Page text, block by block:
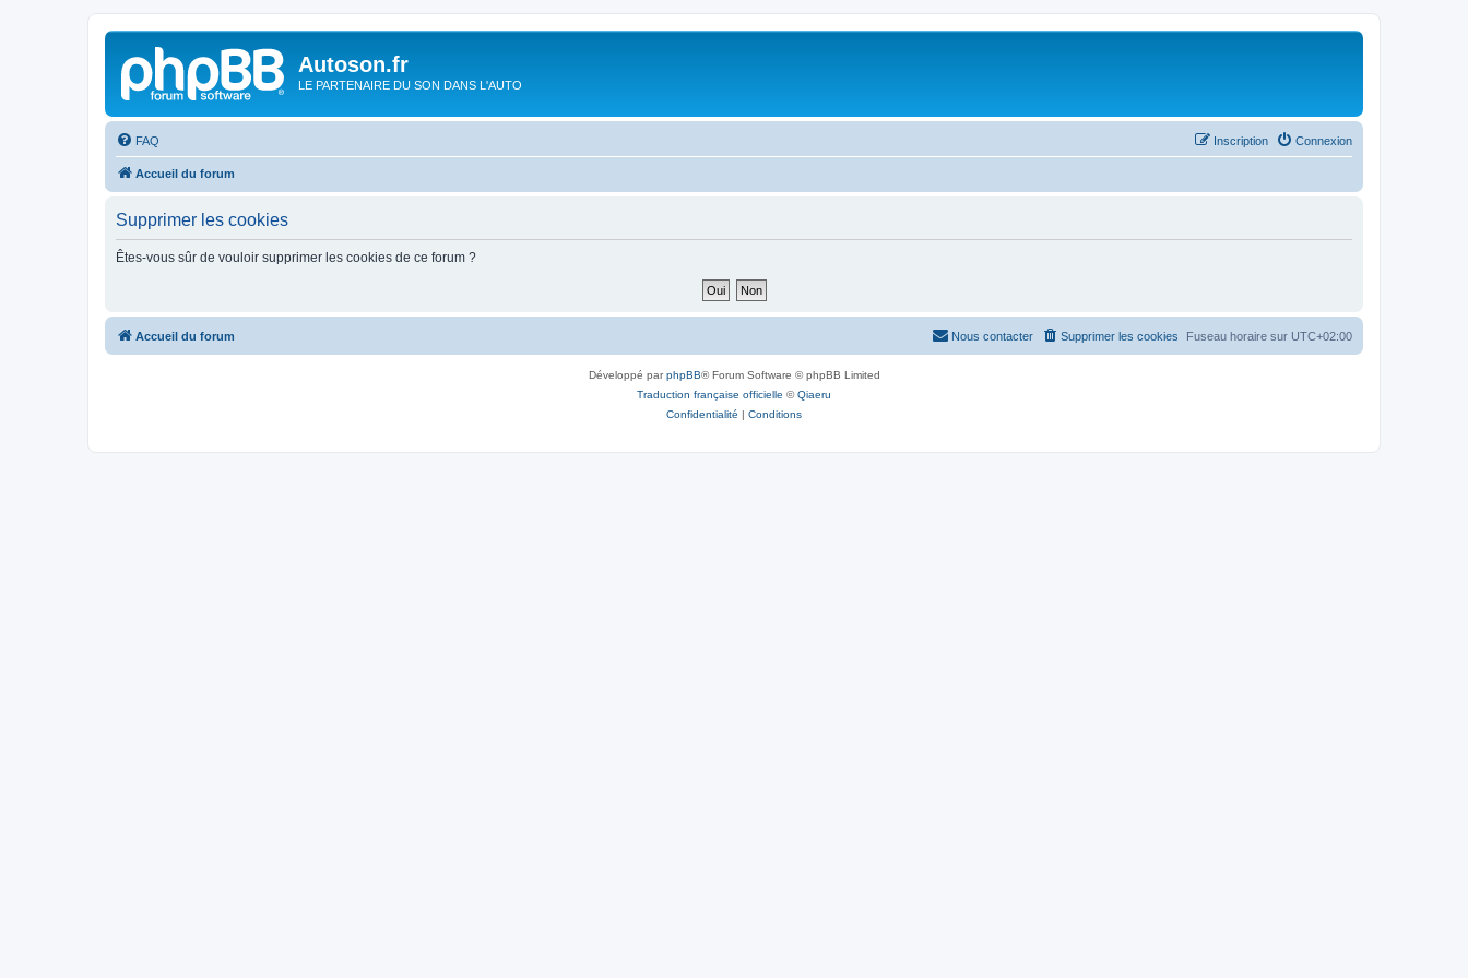
Autoson.fr
LE PARTENAIRE DU SON DANS L'AUTO
FAQ Connexion
Inscription
Accueil du forum
Supprimer les cookies
Êtes-vous sûr de vouloir supprimer les cookies de ce forum ?
Accueil du forum Fuseau horaire sur UTC+02:00
Supprimer les cookies
Nous contacter
Développé parphpBB® Forum Software © phpBB Limited
Traduction française officielle ©Qiaeru
Confidentialité | Conditions